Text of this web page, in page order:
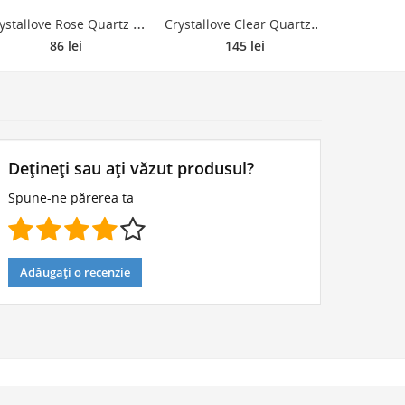
C
rystallove Rose Quartz Spoon Eye Gua Sha accesoriu de masaj pentru zona ochilor 1 buc
86 lei
C
rystallove Clear Quartz Vibrating Roller accesoriu de masaj faciale 1 buc
145 lei
Dețineți sau ați văzut produsul?
Spune-ne părerea ta
Adăugați o recenzie